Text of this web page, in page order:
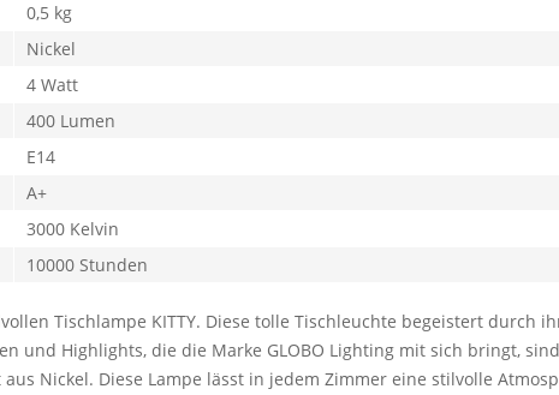
Tischlampe KITTY. Diese tolle Tischleuchte begeistert durch
und Highlights, die die Marke GLOBO Lighting mit sich bringt,
Nickel. Diese Lampe lässt in jedem Zimmer eine stilvolle
0,5 kg
Nickel
4 Watt
400 Lumen
E14
A+
3000 Kelvin
10000 Stunden